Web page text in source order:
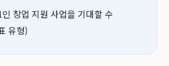
창업 지원 사업을 기대할 수
유형)